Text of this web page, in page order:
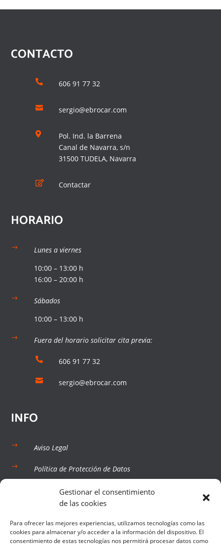
Gestionar el consentimiento
de las cookies
Para ofrecer las mejores experiencias, utilizamos tecnologías como las
cookies para almacenar y/o acceder a la información del dispositivo. El
consentimiento de estas tecnologías nos permitirá procesar datos como
CONTACTO
 606 91 77 32
 sergio@ebrocar.com

Pol. Ind. la Barrena
Canal de Navarra, s/n
31500 TUDELA, Navarra
 Contactar
HORARIO
$
Lunes a viernes
10:00 – 13:00 h
16:00 – 20:00 h
$
Sábados
10:00 – 13:00 h
$ Fuera del horario solicitar cita previa:
 606 91 77 32
 sergio@ebrocar.com
INFO
$ Aviso Legal
$ Política de Protección de Datos
Términos y Condiciones
$ Mi Cuenta